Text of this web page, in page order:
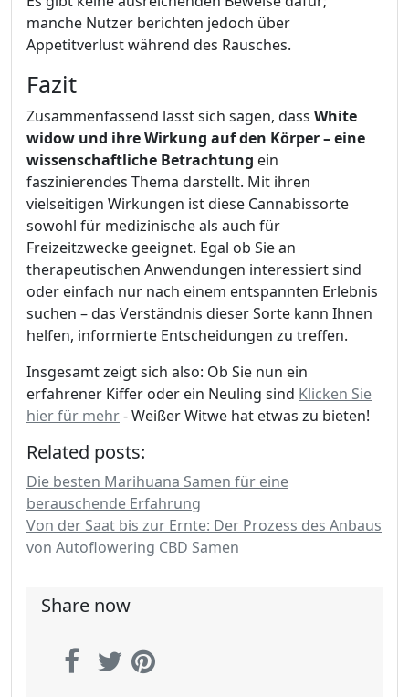
manche Nutzer berichten jedoch über
Appetitverlust während des Rausches.
Fazit
Zusammenfassend lässt sich sagen, dass White
widow und ihre Wirkung auf den Körper – eine
wissenschaftliche Betrachtung ein
faszinierendes Thema darstellt. Mit ihren
vielseitigen Wirkungen ist diese Cannabissorte
sowohl für medizinische als auch für
Freizeitzwecke geeignet. Egal ob Sie an
therapeutischen Anwendungen interessiert sind
oder einfach nur nach einem entspannten Erlebnis
suchen – das Verständnis dieser Sorte kann Ihnen
helfen, informierte Entscheidungen zu treffen.
Insgesamt zeigt sich also: Ob Sie nun ein
erfahrener Kiffer oder ein Neuling sind Klicken Sie
hier für mehr- Weißer Witwe hat etwas zu bieten!
Related posts:
Die besten Marihuana Samen für eine
berauschende Erfahrung
Von der Saat bis zur Ernte: Der Prozess des Anbaus
von Autoflowering CBD Samen
Share now